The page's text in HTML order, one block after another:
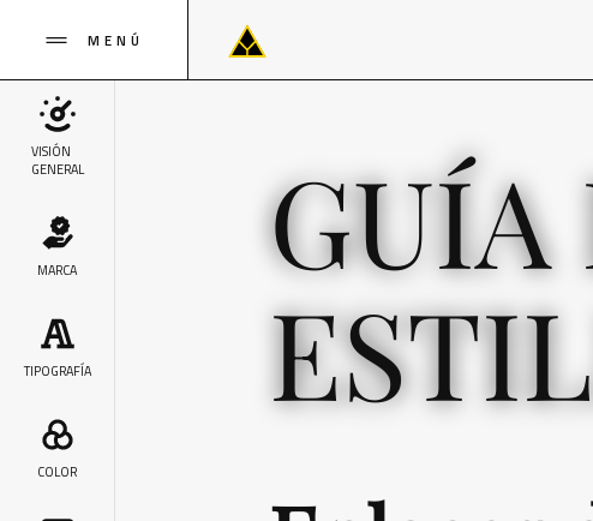
MENÚ
VISIÓN
GENERAL
MARCA
TIPOGRAFÍA
COLOR
GUÍA